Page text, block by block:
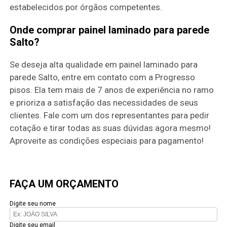
estabelecidos por órgãos competentes.
Onde comprar painel laminado para parede
Salto?
Se deseja alta qualidade em painel laminado para
parede Salto, entre em contato com a Progresso
pisos. Ela tem mais de 7 anos de experiência no ramo
e prioriza a satisfação das necessidades de seus
clientes. Fale com um dos representantes para pedir
cotação e tirar todas as suas dúvidas agora mesmo!
Aproveite as condições especiais para pagamento!
FAÇA UM ORÇAMENTO
Digite seu nome
Digite seu email